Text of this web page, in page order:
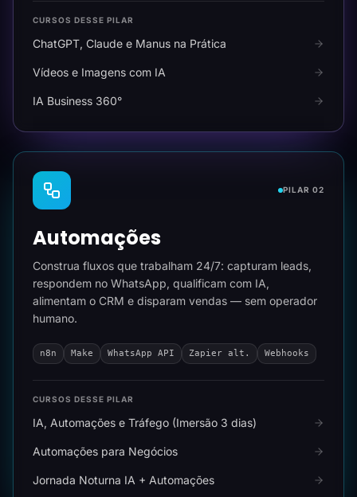
CURSOS DESSE PILAR
ChatGPT, Claude e Manus na Prática
Vídeos e Imagens com IA
IA Business 360°
PILAR 02
Automações
Construa fluxos que trabalham 24/7: capturam leads,
respondem no WhatsApp, qualificam com IA,
alimentam o CRM e disparam vendas — sem operador
humano.
n8n Make WhatsApp API Zapier alt. Webhooks
CURSOS DESSE PILAR
IA, Automações e Tráfego (Imersão 3 dias)
Automações para Negócios
Jornada Noturna IA + Automações